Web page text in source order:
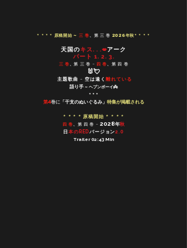
* * * * 原稿開始 ~ 三 巻 、 第 三 巻 2026年秋* * * *
天国のキス. . .💋アーク
パート 1. 2. 3.
三 巻 、第 三 巻 ~ 四 巻 、 第 四 巻
🐰💘
主題歌曲 ~ 空は遠く 離れている
語り手 ~ ヘブンボーイ👼
* * *
第4巻に「干支のぬいぐるみ」 特集が掲載される
* * * * 原稿開始 * * * *
四 巻 、 第 四 巻 ~2028年秋
日本のREDバージョン2.0
Trailer 02:43 Min